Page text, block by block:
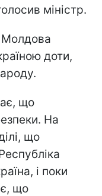
міністр.
Молдова
доти,
що
На
що
і поки
що